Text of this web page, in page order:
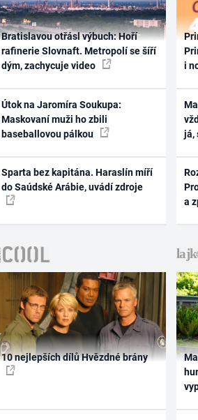
Bratislavou otřásl výbuch: Hoří
rafinerie Slovnaft. Metropolí se šíří
dým, zachycuje video
Útok na Jaromíra Soukupa:
Maskovaní muži ho zbili
baseballovou pálkou
Sparta bez kapitána. Haraslín míří
do Saúdské Arábie, uvádí zdroje
i
já,
a
10 nejlepších dílů Hvězdné brány